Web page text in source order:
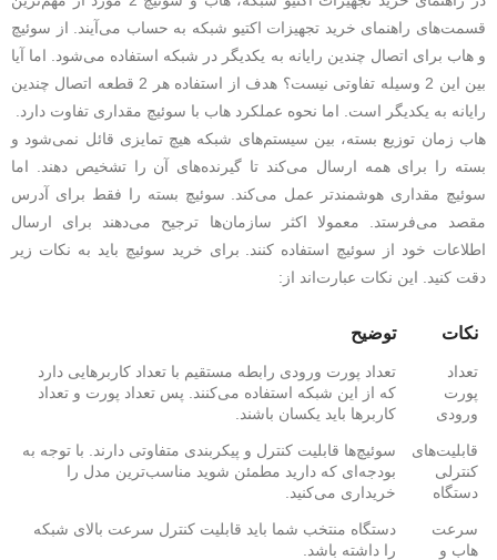
قسمت‌های راهنمای خرید تجهیزات اکتیو شبکه به‌ حساب می‌آیند. از سوئیچ
و هاب برای اتصال چندین رایانه به یکدیگر در شبکه استفاده می‌شود. اما آیا
بین این 2 وسیله تفاوتی نیست؟ هدف از استفاده هر 2 قطعه اتصال چندین
رایانه به یکدیگر است. اما نحوه عملکرد هاب با سوئیچ مقداری تفاوت دارد.
هاب زمان توزیع بسته، بین سیستم‌های شبکه هیچ تمایزی قائل نمی‌شود و
بسته را برای همه ارسال می‌کند تا گیرنده‌های آن را تشخیص دهند. اما
سوئیچ مقداری هوشمند‌تر عمل می‌کند. سوئیچ بسته را فقط برای آدرس
مقصد می‌فرستد. معمولا اکثر سازمان‌ها ترجیح می‌دهند برای ارسال
اطلاعات خود از سوئیچ استفاده کنند. برای خرید سوئیچ باید به نکات زیر
دقت کنید. این نکات عبارت‌اند از:
نکات توضیح
تعداد
پورت
ورودی
تعداد پورت ورودی رابطه مستقیم با تعداد کاربرهایی دارد
که از این شبکه استفاده می‌کنند. پس تعداد پورت و تعداد
کاربرها باید یکسان باشند.
قابلیت‌های
کنترلی
دستگاه
سوئیچ‌ها قابلیت کنترل و پیکربندی متفاوتی دارند. با توجه به
بودجه‌ای که دارید مطمئن شوید مناسب‌ترین مدل را
خریداری می‌کنید.
سرعت
هاب و
دستگاه منتخب شما باید قابلیت کنترل سرعت بالای شبکه
را داشته باشد.